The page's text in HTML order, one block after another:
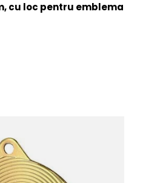
cu loc pentru emblema